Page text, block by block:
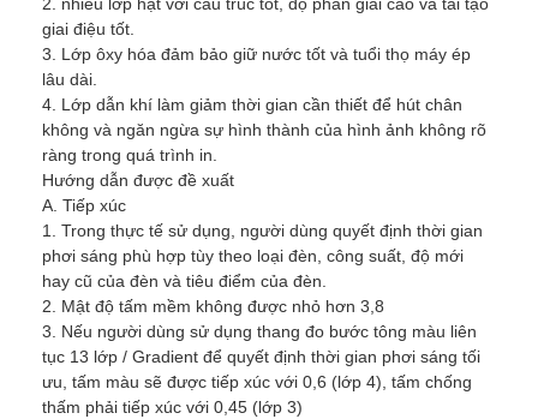
Nhà
2. nhiều lớp hạt với cấu trúc tốt, độ phân giải cao và tái tạo
giai điệu tốt.
3. Lớp ôxy hóa đảm bảo giữ nước tốt và tuổi thọ máy ép
lâu dài.
4. Lớp dẫn khí làm giảm thời gian cần thiết để hút chân
không và ngăn ngừa sự hình thành của hình ảnh không rõ
ràng trong quá trình in.
Hướng dẫn được đề xuất
A. Tiếp xúc
1. Trong thực tế sử dụng, người dùng quyết định thời gian
phơi sáng phù hợp tùy theo loại đèn, công suất, độ mới
hay cũ của đèn và tiêu điểm của đèn.
2. Mật độ tấm mềm không được nhỏ hơn 3,8
3. Nếu người dùng sử dụng thang đo bước tông màu liên
tục 13 lớp / Gradient để quyết định thời gian phơi sáng tối
ưu, tấm màu sẽ được tiếp xúc với 0,6 (lớp 4), tấm chống
thấm phải tiếp xúc với 0,45 (lớp 3)